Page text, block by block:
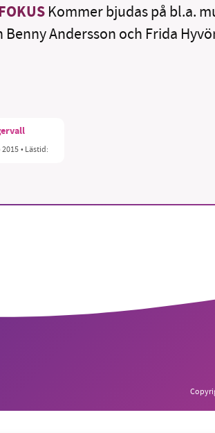
Kommer bjudas på bl.a.
Andersson och Frida
2015• Lästid:
SMB kämpar